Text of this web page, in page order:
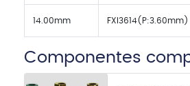
14.00mm FXI3614(P:3.60mm)
Componentes